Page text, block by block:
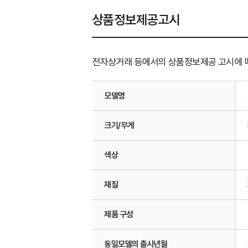
상품정보제공고시
전자상거래 등에서의 상품정보제공 고시에
모델명
크기/무게
색상
재질
제품 구성
동일모델의 출시년월